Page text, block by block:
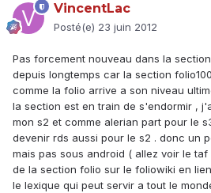
VincentLac
Posté(e) 23 juin 2012
Pas forcement nouveau dans la
depuis longtemps car la section
comme la folio arrive a son niveau
la section est en train de s'endormir ,
mon s2 et comme alerian part pour le
devenir rds aussi pour le s2 . donc un
mais pas sous android ( allez voir le
de la section folio sur le foliowiki en
le lexique qui peut servir a tout le